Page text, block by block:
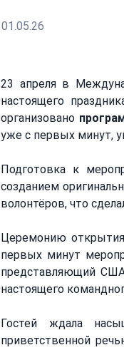
01.05.26
23 апреля в
настоящего
организовано
уже с первых минут,
Подготовка к
созданием
волонтёров, что
Церемонию
первых минут
представляющий
настоящего
Гостей ждала
приветственной